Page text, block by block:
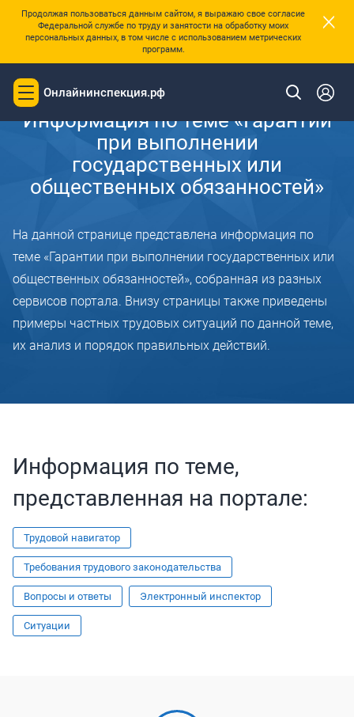
Продолжая пользоваться данным сайтом, я выражаю свое согласие
Федеральной службе по труду и занятости на обработку моих
персональных данных, в том числе с использованием метрических
программ.
×
Toggle
navigation
Онлайнинспекция.рф
Главная
Информация по теме «Гарантии
при выполнении
государственных или
общественных обязанностей»
На данной странице представлена информация по
теме «Гарантии при выполнении государственных или
общественных обязанностей», собранная из разных
сервисов портала. Внизу страницы также приведены
примеры частных трудовых ситуаций по данной теме,
их анализ и порядок правильных действий.
Информация по теме,
представленная на портале:
Трудовой навигатор
Требования трудового законодательства
Вопросы и ответы Электронный инспектор
Ситуации